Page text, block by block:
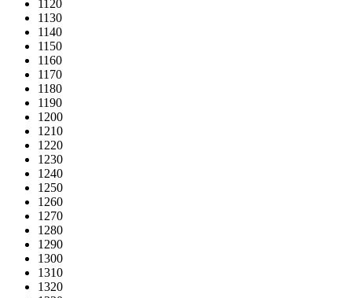
1120
1130
1140
1150
1160
1170
1180
1190
1200
1210
1220
1230
1240
1250
1260
1270
1280
1290
1300
1310
1320